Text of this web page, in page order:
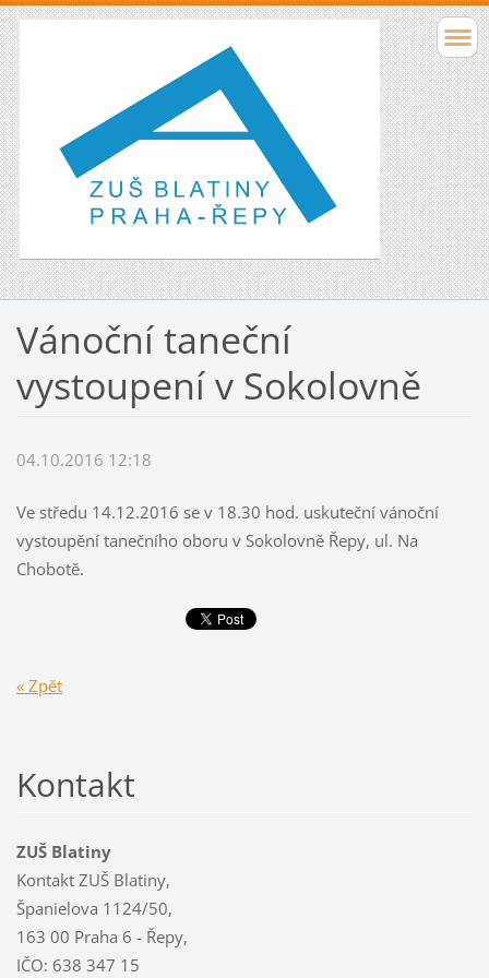
Vánoční taneční
vystoupení v Sokolovně
04.10.2016 12:18
Ve středu 14.12.2016 se v 18.30 hod. uskuteční vánoční
vystoupění tanečního oboru v Sokolovně Řepy, ul. Na
Chobotě.
« Zpět
Kontakt
ZUŠ Blatiny
Kontakt ZUŠ Blatiny,
Španielova 1124/50,
163 00 Praha 6 - Řepy,
IČO: 638 347 15